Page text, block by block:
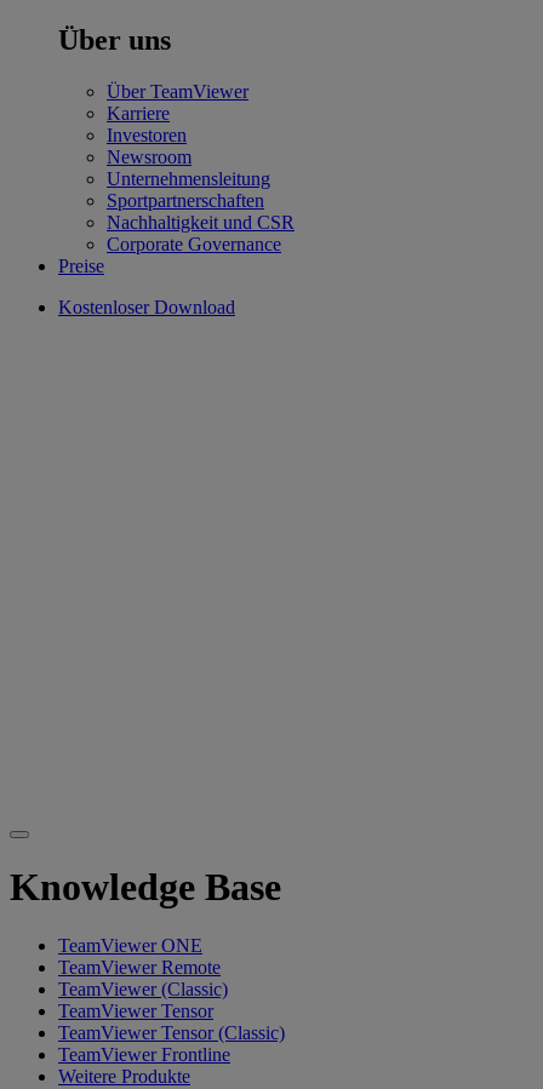
Über uns
Über TeamViewer
Karriere
Investoren
Newsroom
Unternehmensleitung
Sportpartnerschaften
Nachhaltigkeit und CSR
Corporate Governance
Preise
Kostenloser Download
Knowledge Base
TeamViewer ONE
TeamViewer Remote
TeamViewer (Classic)
TeamViewer Tensor
TeamViewer Tensor (Classic)
TeamViewer Frontline
Weitere Produkte